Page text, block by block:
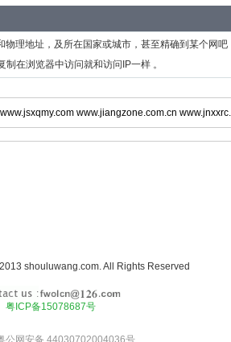
理地址，及所在国家或城市，甚至精确到某个网吧
在浏览器中访问就和访问IP一样 。
www.jsxqmy.com www.jiangzone.com.cn
shouluwang.com. All Rights Reserved
粤ICP备15078687号
公网安备 44030702004036号